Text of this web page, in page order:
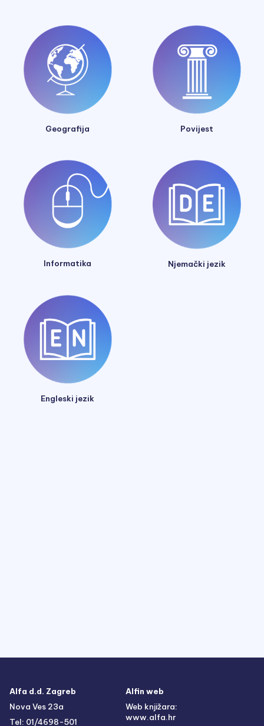
Geografija Povijest
Informatika Njemački jezik
Engleski jezik
Alfa d.d. Zagreb
Nova Ves 23a
Tel: 01/4698-501
Alfin web
Web knjižara:
www.alfa.hr